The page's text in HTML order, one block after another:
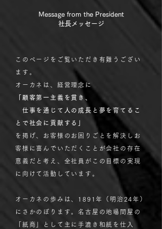
Message from the President
社長メッセージ
このページをご覧いただき有難うござい
ます。
オーカネは、経営理念に
「顧客第一主義を貫き、
仕事を通じて人の成長と夢を育てるこ
とで社会に貢献する」
を掲げ、お客様のお困りごとを解決しお
客様に喜んでいただくことが会社の存在
意義だと考え、全社員がこの目標の実現
に向けて活動しています。
オーカネの歩みは、1891年（明治24年）
にさかのぼります。名古屋の地場問屋の
「紙商」として主に手漉き和紙を仕入